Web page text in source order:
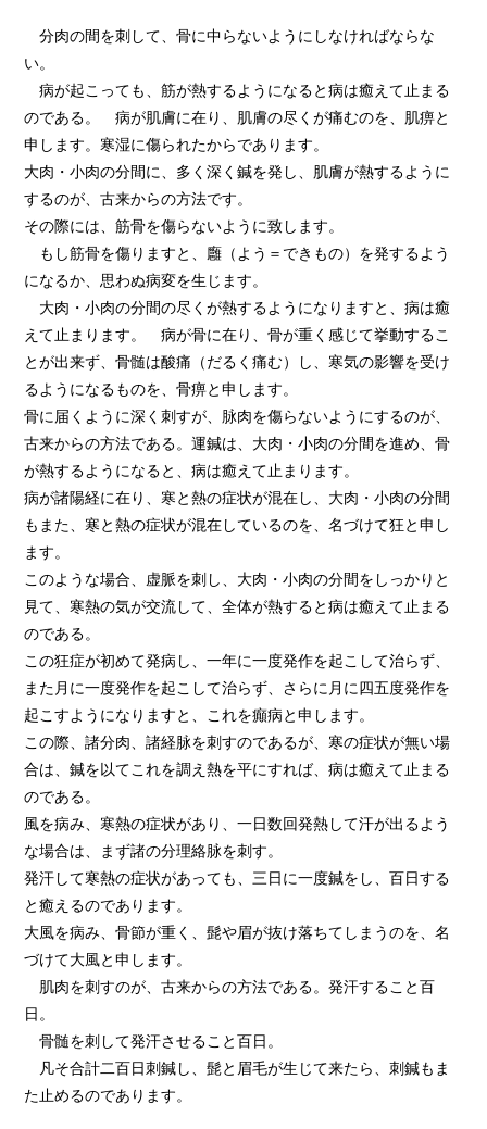
分肉の間を刺して、骨に中らないようにしなければならな
い。
病が起こっても、筋が熱するようになると病は癒えて止まる
のである。 病が肌膚に在り、肌膚の尽くが痛むのを、肌痹と
申します。寒湿に傷られたからであります。
大肉・小肉の分間に、多く深く鍼を発し、肌膚が熱するように
するのが、古来からの方法です。
その際には、筋骨を傷らないように致します。
もし筋骨を傷りますと、廱（よう＝できもの）を発するよう
になるか、思わぬ病変を生じます。
大肉・小肉の分間の尽くが熱するようになりますと、病は癒
えて止まります。 病が骨に在り、骨が重く感じて挙動するこ
とが出来ず、骨髄は酸痛（だるく痛む）し、寒気の影響を受け
るようになるものを、骨痹と申します。
骨に届くように深く刺すが、脉肉を傷らないようにするのが、
古来からの方法である。運鍼は、大肉・小肉の分間を進め、骨
が熱するようになると、病は癒えて止まります。
病が諸陽経に在り、寒と熱の症状が混在し、大肉・小肉の分間
もまた、寒と熱の症状が混在しているのを、名づけて狂と申し
ます。
このような場合、虚脈を刺し、大肉・小肉の分間をしっかりと
見て、寒熱の気が交流して、全体が熱すると病は癒えて止まる
のである。
この狂症が初めて発病し、一年に一度発作を起こして治らず、
また月に一度発作を起こして治らず、さらに月に四五度発作を
起こすようになりますと、これを癲病と申します。
この際、諸分肉、諸経脉を刺すのであるが、寒の症状が無い場
合は、鍼を以てこれを調え熱を平にすれば、病は癒えて止まる
のである。
風を病み、寒熱の症状があり、一日数回発熱して汗が出るよう
な場合は、まず諸の分理絡脉を刺す。
発汗して寒熱の症状があっても、三日に一度鍼をし、百日する
と癒えるのであります。
大風を病み、骨節が重く、髭や眉が抜け落ちてしまうのを、名
づけて大風と申します。
肌肉を刺すのが、古来からの方法である。発汗すること百
日。
骨髄を刺して発汗させること百日。
凡そ合計二百日刺鍼し、髭と眉毛が生じて来たら、刺鍼もま
た止めるのであります。